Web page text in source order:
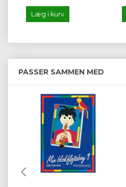
Læg i kurv
PASSER SAMMEN MED